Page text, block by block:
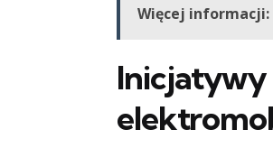
Więcej informacji:
Inicjatywy